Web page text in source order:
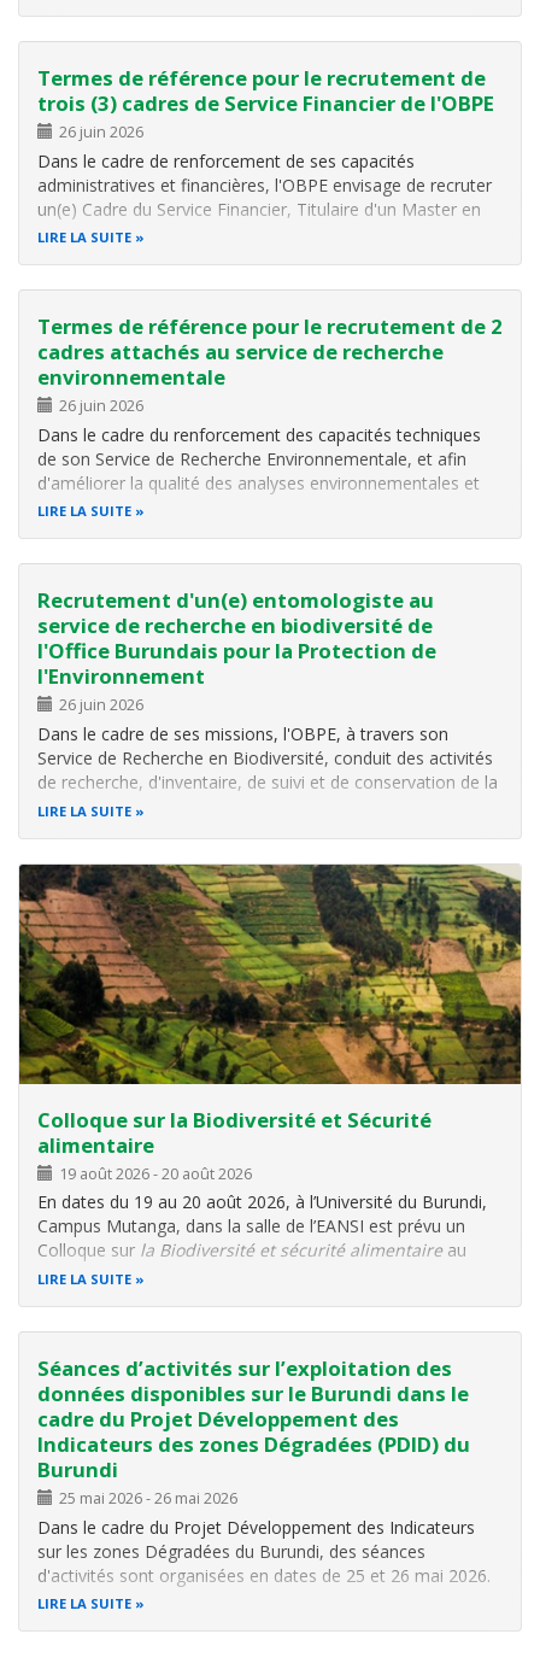
Termes de référence pour le recrutement de
trois (3) cadres de Service Financier de l'OBPE
26 juin 2026
Dans le cadre de renforcement de ses capacités
administratives et financières, l'OBPE envisage de recruter
un(e) Cadre du Service Financier, Titulaire d'un Master en
Comptabilité ou discipline similaire, afin de contribuer à la
LIRE LA SUITE
Termes de référence pour le recrutement de 2
cadres attachés au service de recherche
environnementale
26 juin 2026
Dans le cadre du renforcement des capacités techniques
de son Service de Recherche Environnementale, et afin
d'améliorer la qualité des analyses environnementales et
des études scientifiques, l'OBPE envisage de recruter un(e)
LIRE LA SUITE
Recrutement d'un(e) entomologiste au
service de recherche en biodiversité de
l'Office Burundais pour la Protection de
l'Environnement
26 juin 2026
Dans le cadre de ses missions, l'OBPE, à travers son
Service de Recherche en Biodiversité, conduit des activités
de recherche, d'inventaire, de suivi et de conservation de la
biodiversité (faune, écosystèmes), en particulier au sein des
LIRE LA SUITE
Colloque sur la Biodiversité et Sécurité
alimentaire
19 août 2026-20 août 2026
En dates du 19 au 20 août 2026, à l’Université du Burundi,
Campus Mutanga, dans la salle de l’EANSI est prévu un
Colloque sur la Biodiversité et sécurité alimentaireau
Burundi, 2026. Le colloque est organisé par l’université du
LIRE LA SUITE
Séances d’activités sur l’exploitation des
données disponibles sur le Burundi dans le
cadre du Projet Développement des
Indicateurs des zones Dégradées (PDID) du
Burundi
25 mai 2026-26 mai 2026
Dans le cadre du Projet Développement des Indicateurs
sur les zones Dégradées du Burundi, des séances
d'activités sont organisées en dates de 25 et 26 mai 2026.
Ces séances auront lieu dans le Centre d'information
LIRE LA SUITE